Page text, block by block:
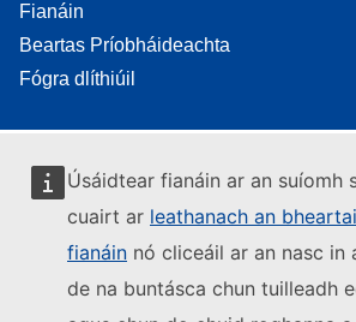
Úsáidtear fianáin ar an suíomh
cuairt ar leathanach an
fianáin nó cliceáil ar an nasc in
de na buntásca chun tuilleadh
Fianáin
Beartas Príobháideachta
Fógra dlíthiúil